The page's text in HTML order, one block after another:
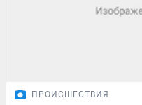
ПРОИСШЕСТВИЯ